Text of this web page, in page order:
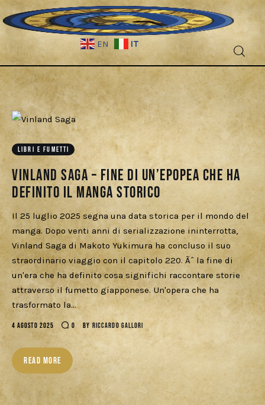
EN IT
Fantascienza
Fantasy
Games
Recensioni
Libri e fumetti
Cercatori
Download
LIBRI E FUMETTI
Vinland Saga – Fine di un’Epopea che ha
definito il Manga Storico
Il 25 luglio 2025 segna una data storica per il mondo del
manga. Dopo venti anni di serializzazione ininterrotta,
Vinland Saga di Makoto Yukimura ha concluso il suo
straordinario viaggio con il capitolo 220. Ãˆ la fine di
un'era che ha definito cosa significhi raccontare storie
attraverso il fumetto giapponese. Un'opera che ha
trasformato la…
4 AGOSTO 2025 0 BY RICCARDO GALLORI
READ MORE